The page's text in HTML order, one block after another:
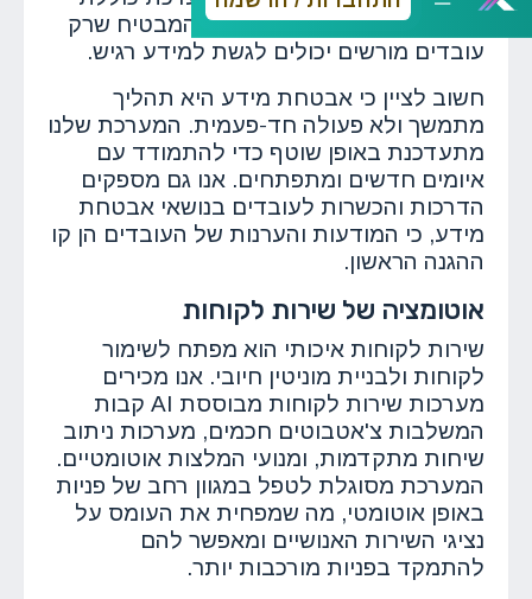
מודול לניהול זהויות והרשאות, המבטיח שרק
עובדים מורשים יכולים לגשת למידע רגיש.
חשוב לציין כי אבטחת מידע היא תהליך
מתמשך ולא פעולה חד-פעמית. המערכת שלנו
מתעדכנת באופן שוטף כדי להתמודד עם
איומים חדשים ומתפתחים. אנו גם מספקים
הדרכות והכשרות לעובדים בנושאי אבטחת
מידע, כי המודעות והערנות של העובדים הן קו
ההגנה הראשון.
אוטומציה של שירות לקוחות
שירות לקוחות איכותי הוא מפתח לשימור
לקוחות ולבניית מוניטין חיובי. אנו מכירים
מערכות שירות לקוחות מבוססת AI קבות
המשלבות צ'אטבוטים חכמים, מערכות ניתוב
שיחות מתקדמות, ומנועי המלצות אוטומטיים.
המערכת מסוגלת לטפל במגוון רחב של פניות
באופן אוטומטי, מה שמפחית את העומס על
נציגי השירות האנושיים ומאפשר להם
להתמקד בפניות מורכבות יותר.